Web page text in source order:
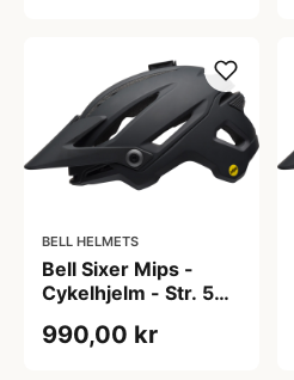
BELL HELMETS
Bell Sixer Mips -
Cykelhjelm - Str. 59-
990,00 kr